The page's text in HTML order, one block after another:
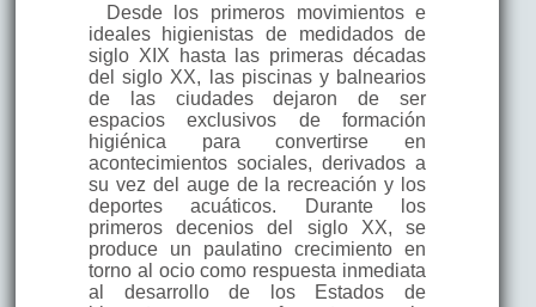
Desde los primeros movimientos e
ideales higienistas de medidados de
siglo XIX hasta las primeras décadas
del siglo XX, las piscinas y balnearios
de las ciudades dejaron de ser
espacios exclusivos de formación
higiénica para convertirse en
acontecimientos sociales, derivados a
su vez del auge de la recreación y los
deportes acuáticos. Durante los
primeros decenios del siglo XX, se
produce un paulatino crecimiento en
torno al ocio como respuesta inmediata
al desarrollo de los Estados de